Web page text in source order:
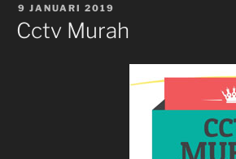
POSTED
ON
9 JANUARI 2019
Cctv Murah